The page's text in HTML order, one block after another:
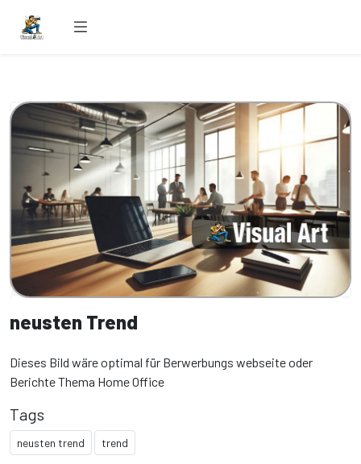
neusten Trend
Dieses Bild wäre optimal für Berwerbungs webseite oder
Berichte Thema Home Office
Tags
neusten trend trend